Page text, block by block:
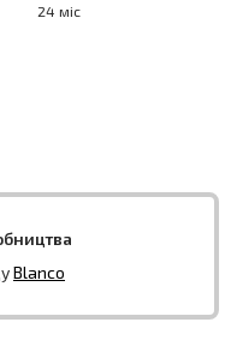
24 міс
Blanco